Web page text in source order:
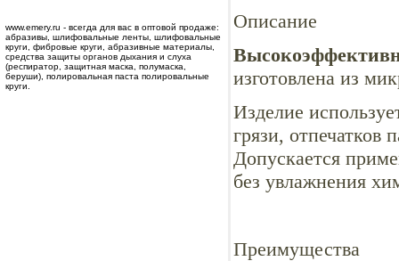
www.emery.ru - всегда для вас в оптовой продаже:
абразивы, шлифовальные ленты, шлифовальные
круги, фибровые круги, абразивные материалы,
средства защиты органов дыхания и слуха
(респиратор, защитная маска, полумаска,
беруши), полировальная паста полировальные
круги.
Описание
изготовлена из
Изделие
грязи, отпечатков
Допускается
без увлажнения
Преимущества